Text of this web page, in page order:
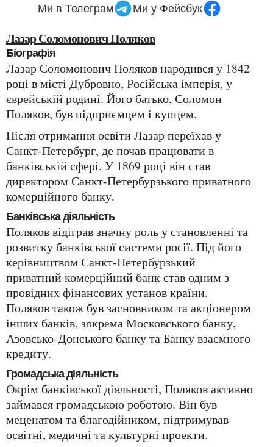
Ми в Телеграм Ми у Фейсбук
Лазар Соломонович Поляков
Біографія
Лазар Соломонович Поляков народився у 1842
році в місті Дубровно, Російська імперія, у
єврейській родині. Його батько, Соломон
Поляков, був підприємцем і купцем.
Після отримання освіти Лазар переїхав у
Санкт-Петербург, де почав працювати в
банківській сфері. У 1869 році він став
директором Санкт-Петербурзького приватного
комерційного банку.
Банківська діяльність
Поляков відіграв значну роль у становленні та
розвитку банківської системи росії. Під його
керівництвом Санкт-Петербурзький
приватний комерційний банк став одним з
провідних фінансових установ країни.
Поляков також був засновником та акціонером
інших банків, зокрема Московського банку,
Азовсько-Донського банку та Банку взаємного
кредиту.
Громадська діяльність
Окрім банківської діяльності, Поляков активно
займався громадською роботою. Він був
меценатом та благодійником, підтримував
освітні, медичні та культурні проекти.